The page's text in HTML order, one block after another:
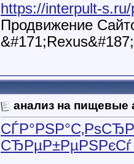
https://interpult-
Продвижение
анализ на пищевые
СЂРµР±РµРЅРєСѓ